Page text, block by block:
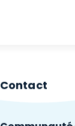
Contact